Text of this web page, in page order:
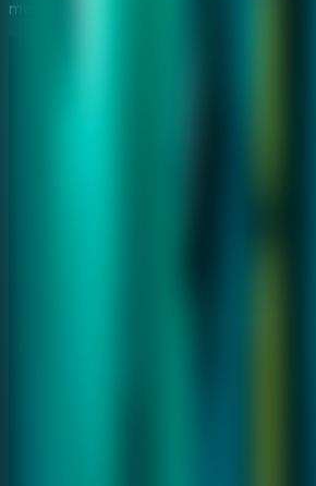
mais eficientes para resolver os puzzles.